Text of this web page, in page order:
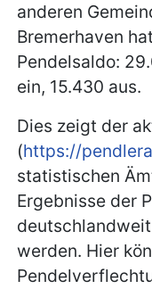
anderen
Bremerhaven
Pendelsaldo:
ein, 15.430 aus.
Dies zeigt der
(https://
statistischen
Ergebnisse der
werden. Hier